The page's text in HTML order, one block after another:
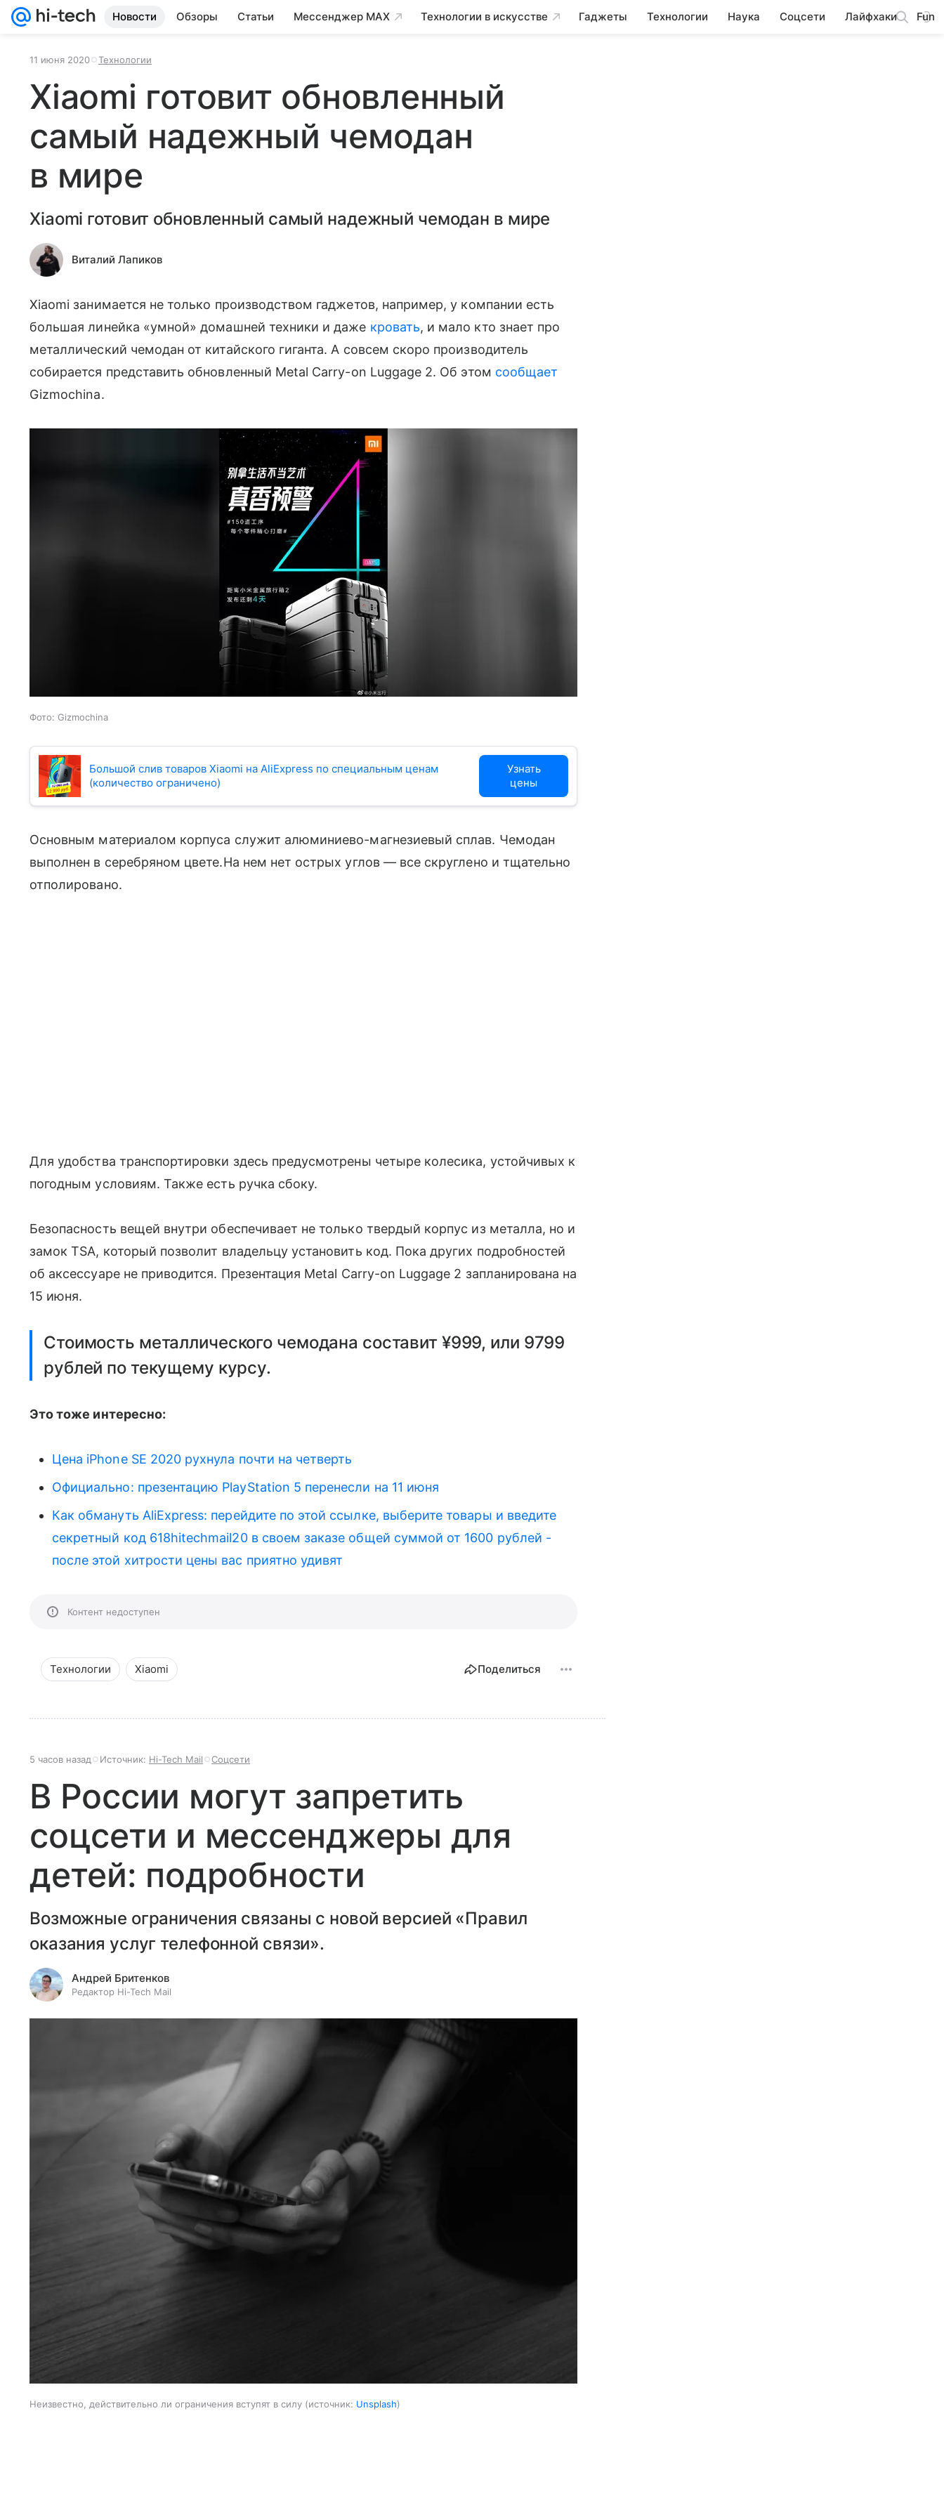
Новости Обзоры Статьи Мессенджер MAX Технологии в искусстве Гаджеты Технологии Наука Соцсети Лайфхаки Fun
11 июня 2020 Технологии
Xiaomi готовит обновленный
самый надежный чемодан
в мире
Xiaomi готовит обновленный самый надежный чемодан в мире
Виталий Лапиков
Xiaomi занимается не только производством гаджетов, например, у компании есть
большая линейка «умной» домашней техники и даже кровать, и мало кто знает про
металлический чемодан от китайского гиганта. А совсем скоро производитель
собирается представить обновленный Metal Carry-on Luggage 2. Об этом сообщает
Gizmochina.
Фото: Gizmochina
Большой слив товаров Xiaomi на AliExpress по специальным ценам
(количество ограничено)
Узнать
цены
Основным материалом корпуса служит алюминиево-магнезиевый сплав. Чемодан
выполнен в серебряном цвете.На нем нет острых углов — все скруглено и тщательно
отполировано.
Для удобства транспортировки здесь предусмотрены четыре колесика, устойчивых к
погодным условиям. Также есть ручка сбоку.
Безопасность вещей внутри обеспечивает не только твердый корпус из металла, но и
замок TSA, который позволит владельцу установить код. Пока других подробностей
об аксессуаре не приводится. Презентация Metal Carry-on Luggage 2 запланирована на
15 июня.
Стоимость металлического чемодана составит ¥999, или 9799
рублей по текущему курсу.
Это тоже интересно:
Цена iPhone SE 2020 рухнула почти на четверть
Официально: презентацию PlayStation 5 перенесли на 11 июня
Как обмануть AliExpress: перейдите по этой ссылке, выберите товары и введите
секретный код 618hitechmail20 в своем заказе общей суммой от 1600 рублей -
после этой хитрости цены вас приятно удивят
Контент недоступен
Технологии Xiaomi Поделиться
5 часов назад Источник: Hi-Tech Mail Соцсети
В России могут запретить
соцсети и мессенджеры для
детей: подробности
Возможные ограничения связаны с новой версией «Правил
оказания услуг телефонной связи».
Андрей Бритенков
Редактор Hi-Tech Mail
Неизвестно, действительно ли ограничения вступят в силу источник: Unsplash